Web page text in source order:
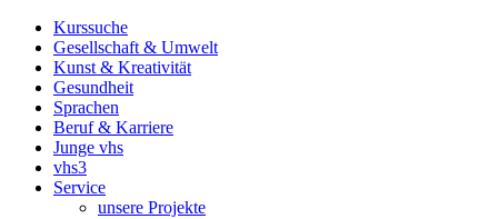
Kurssuche
Gesellschaft & Umwelt
Kunst & Kreativität
Gesundheit
Sprachen
Beruf & Karriere
Junge vhs
vhs3
Service
unsere Projekte